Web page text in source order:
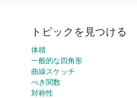
トピックを見つける
体積
一般的な四角形
曲線スケッチ
べき関数
対称性